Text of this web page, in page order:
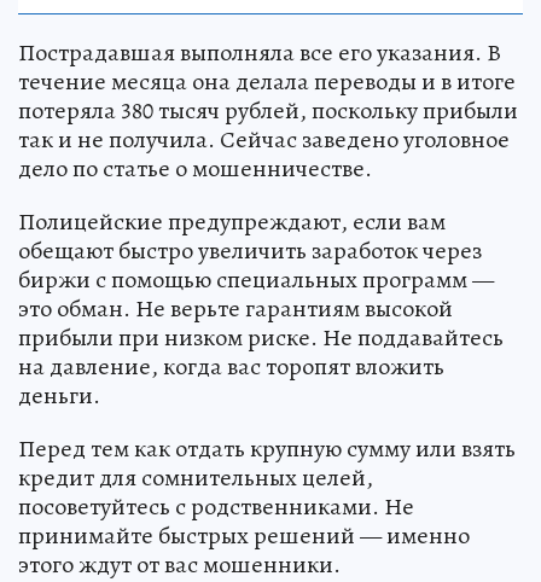
Пострадавшая выполняла все его указания. В
течение месяца она делала переводы и в итоге
потеряла 380 тысяч рублей, поскольку прибыли
так и не получила. Сейчас заведено уголовное
дело по статье о мошенничестве.
Полицейские предупреждают, если вам
обещают быстро увеличить заработок через
биржи с помощью специальных программ —
это обман. Не верьте гарантиям высокой
прибыли при низком риске. Не поддавайтесь
на давление, когда вас торопят вложить
деньги.
Перед тем как отдать крупную сумму или взять
кредит для сомнительных целей,
посоветуйтесь с родственниками. Не
принимайте быстрых решений — именно
этого ждут от вас мошенники.